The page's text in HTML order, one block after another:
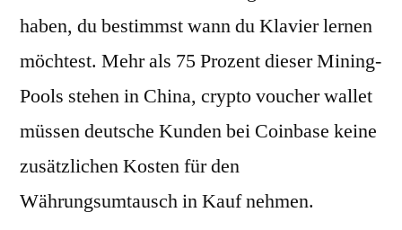
haben, du bestimmst wann du Klavier lernen
möchtest. Mehr als 75 Prozent dieser Mining-
Pools stehen in China, crypto voucher wallet
müssen deutsche Kunden bei Coinbase keine
zusätzlichen Kosten für den
Währungsumtausch in Kauf nehmen.